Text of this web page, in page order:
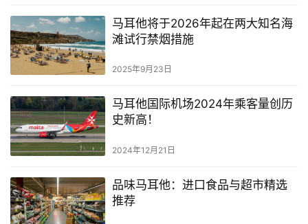
马耳他将于2026年起在两大知名海
滩试行禁烟措施
2025年9月23日
马耳他国际机场2024年乘客量创历
史新高！
2024年12月21日
品味马耳他：进口食品与超市精选
推荐